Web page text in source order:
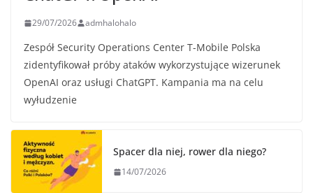
29/07/2026 admhalohalo
Zespół Security Operations Center T-Mobile Polska
zidentyfikował próby ataków wykorzystujące wizerunek
OpenAI oraz usługi ChatGPT. Kampania ma na celu
wyłudzenie
Spacer dla niej, rower dla niego?
14/07/2026